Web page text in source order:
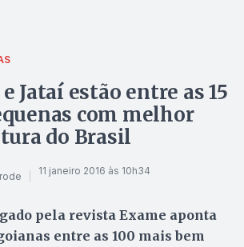
Jataí estão entre as 15
com melhor
do Brasil
11 janeiro 2016 às 10h34
pela revista Exame aponta
entre as 100 mais bem